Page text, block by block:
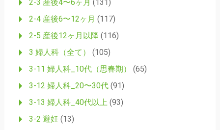
2-3 産後4〜6ヶ月 (131)
2-4 産後6〜12ヶ月 (117)
2-5 産後12ヶ月以降 (116)
3 婦人科（全て）
(105)
3-11 婦人科_10代（思春期）
(65)
3-12 婦人科_20〜30代(91)
3-13 婦人科_40代以上 (93)
3-2 避妊(13)